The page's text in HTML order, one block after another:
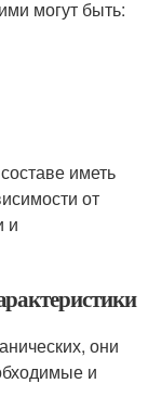
могут быть:
иметь
от
и
они
и